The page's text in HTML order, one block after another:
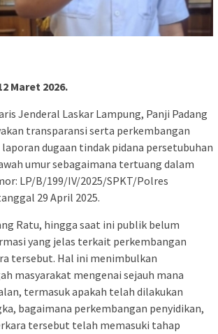
Maret 2026.
Jenderal Laskar Lampung, Panji Padang
transparansi serta perkembangan
dugaan tindak pidana persetubuhan
umur sebagaimana tertuang dalam
LP/B/199/IV/2025/SPKT/Polres
29 April 2025.
Ratu, hingga saat ini publik belum
yang jelas terkait perkembangan
tersebut. Hal ini menimbulkan
masyarakat mengenai sejauh mana
termasuk apakah telah dilakukan
bagaimana perkembangan penyidikan,
tersebut telah memasuki tahap